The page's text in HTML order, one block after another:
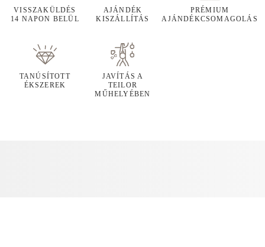
VISSZAKÜLDÉS
14 NAPON BELÜL
AJÁNDÉK
KISZÁLLÍTÁS
PRÉMIUM
AJÁNDÉKCSOMAGOLÁS
TANÚSÍTOTT
ÉKSZEREK
JAVÍTÁS A
TEILOR
MŰHELYÉBEN